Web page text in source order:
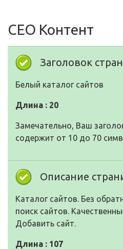
СЕО Контент
Заголовок
Белый каталог сайтов
Длина : 20
Замечательно, Ваш
содержит от 10 до 70
Описание
Каталог сайтов. Без
поиск сайтов.
Добавить сайт.
Длина : 107